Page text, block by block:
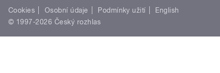
Cookies Osobní údaje Podmínky užití
English
© 1997-2026 Český rozhlas